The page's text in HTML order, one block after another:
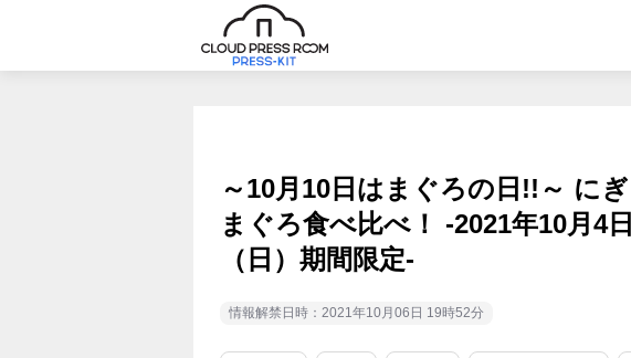
～10月10日はまぐろの日!!～ に
まぐろ食べ比べ！ -2021年10月4
（日）期間限定-
情報解禁日時：2021年10月06日 19時52分